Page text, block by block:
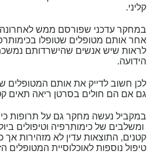
קליני.
במחקר עדכני שפורסם ממש
אחר אותם מטופלים שטופלו
לראות שיש אנשים שהישרדותם
הידועה.
לכן חשוב לדייק את אותם המטופלים
גם אם הם חולים בסרטן ריאה תאים
במקביל נעשה מחקר גם על תרופות
ומשלבים של כימותרפיה וטיפולים
קטנים, התוצאות עדין לא מזהירות אך
טיפול נוספות לאוכלוסיית המטופלים